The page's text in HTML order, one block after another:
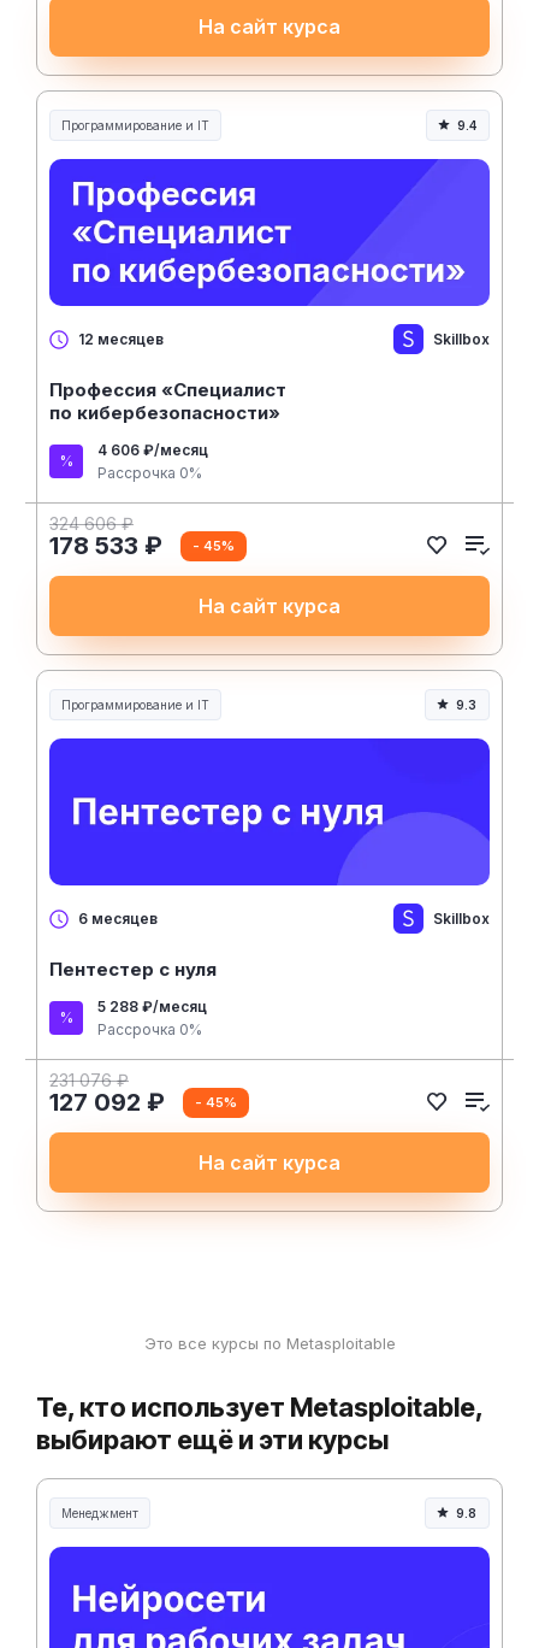
На сайт курса
Программирование и IT 9.4
12 месяцев Skillbox
Профессия «Специалист
по кибербезопасности»
4 606 ₽/месяц
Рассрочка 0%
324 606 ₽
178 533 ₽ - 45%
На сайт курса
Программирование и IT 9.3
6 месяцев Skillbox
Пентестер с нуля
5 288 ₽/месяц
Рассрочка 0%
231 076 ₽
127 092 ₽ - 45%
На сайт курса
Это все курсы по Metasploitable
Те, кто использует Metasploitable,
выбирают ещё и эти курсы
Менеджмент
Менеджмент и управление
9.8